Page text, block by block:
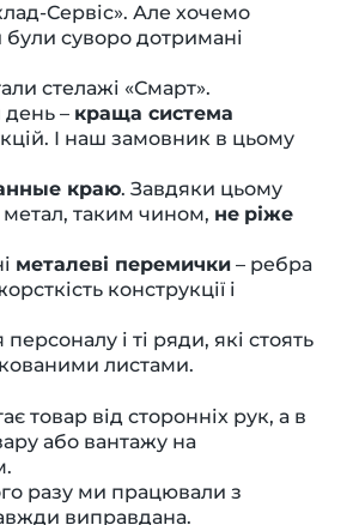
Сервіс». Але хочемо
суворо дотримані
стелажі «Смарт».
день – краща система
І наш замовник в цьому
краю. Завдяки цьому
метал, таким чином, не ріже
металеві перемички – ребра
конструкції і
і ті ряди, які стоять
листами.
товар від сторонніх рук, а в
або вантажу на
разу ми працювали з
виправдана.